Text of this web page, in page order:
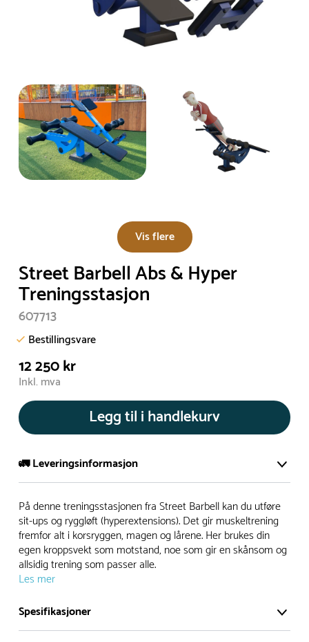
Vis flere
Street Barbell Abs & Hyper
Treningsstasjon
607713
Bestillingsvare
12 250 kr
Inkl. mva
Legg til i handlekurv
🚛 Leveringsinformasjon
De aller fleste av våre lekeapparat produseres på bestilling.
Leveringstid på bestillingsvarer vil være 8+ uker.
I høysesong må lengre leveringstid påregnes.
Rask levering
Hos oss finner du flere produkter merket ‘Rask Levering’.
Dette er produkter som normalt sett er bestillingsvarer,
På denne treningsstasjonen fra Street Barbell kan du utføre
sit-ups og ryggløft (hyperextensions). Det gir muskeltrening
fremfor alt i korsryggen, magen og lårene. Her brukes din
egen kroppsvekt som motstand, noe som gir en skånsom og
allsidig trening som passer alle.
Les mer
Spesifikasjoner